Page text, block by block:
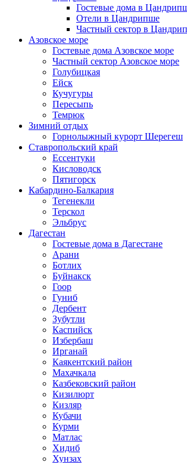
Гостевые дома в
Отели в Цандрипше
Частный сектор в
Азовское море
Гостевые дома Азовское море
Частный сектор Азовское море
Голубицкая
Ейск
Кучугуры
Пересыпь
Темрюк
Зимний отдых
Горнолыжный курорт Шерегеш
Ставропольский край
Ессентуки
Кисловодск
Пятигорск
Кабардино-Балкария
Тегенекли
Терскол
Эльбрус
Дагестан
Гостевые дома в Дагестане
Арани
Ботлих
Буйнакск
Гоор
Гуниб
Дербент
Зубутли
Каспийск
Избербаш
Ирганай
Каякентский район
Махачкала
Казбековский район
Кизилюрт
Кизляр
Кубачи
Курми
Матлас
Хидиб
Хунзах